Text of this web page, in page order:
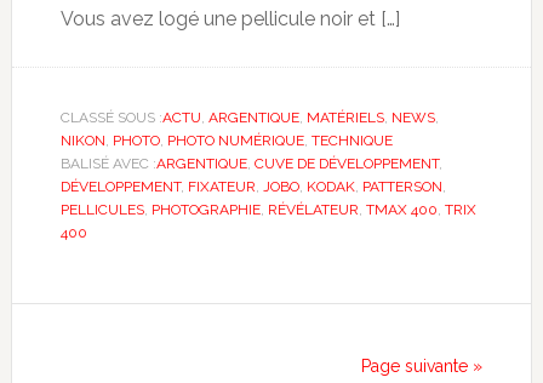
Vous avez logé une pellicule noir et […]
CLASSÉ SOUS :ACTU ARGENTIQUE, MATÉRIELS, NEWS,
NIKON PHOTO, PHOTO NUMÉRIQUE, TECHNIQUE
BALISÉ AVEC :ARGENTIQUE, CUVE DE DÉVELOPPEMENT,
DÉVELOPPEMENT, FIXATEUR JOBO, KODAK, PATTERSON
PELLICULES, PHOTOGRAPHIE, RÉVÉLATEUR TMAX 400 TRIX
400
Page suivante »